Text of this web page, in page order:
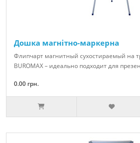
Дошка магнітно-маркерна
Флипчарт магнитный сухостираемый на
BUROMAX – идеально подходит для
0.00 грн.